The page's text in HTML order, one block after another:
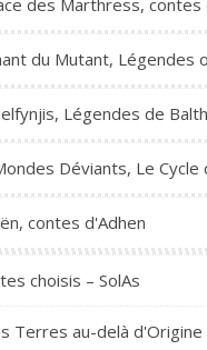
des Marthress, contes
du Mutant, Légendes
Légendes de
Déviants, Le Cycle
contes d'Adhen
choisis – SolAs
Terres au-delà d'Origine